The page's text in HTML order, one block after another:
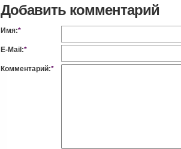
Добавить комментарий
Имя:*
E-Mail:*
Комментарий:*